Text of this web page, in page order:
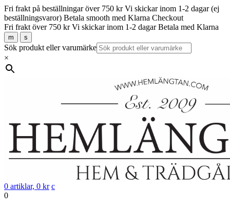
Fri frakt på beställningar över 750 kr Vi skickar inom 1-2 dagar (ej
beställningsvaror) Betala smooth med Klarna Checkout
Fri frakt över 750 kr Vi skickar inom 1-2 dagar Betala med Klarna
m s
Sök produkt eller varumärke
×
0 artiklar, 0 kr c
0